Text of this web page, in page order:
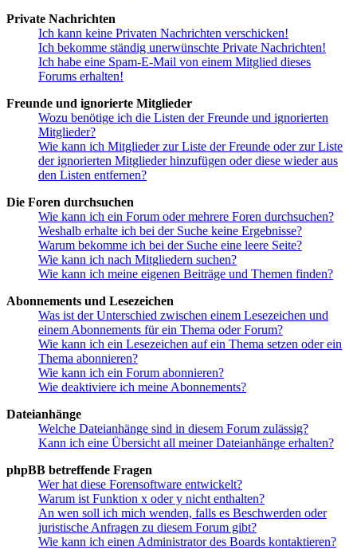
Private Nachrichten
Ich kann keine Privaten Nachrichten verschicken!
Ich bekomme ständig unerwünschte Private Nachrichten!
Ich habe eine Spam-E-Mail von einem Mitglied dieses
Forums erhalten!
Freunde und ignorierte Mitglieder
Wozu benötige ich die Listen der Freunde und ignorierten
Mitglieder?
Wie kann ich Mitglieder zur Liste der Freunde oder zur Liste
der ignorierten Mitglieder hinzufügen oder diese wieder aus
den Listen entfernen?
Die Foren durchsuchen
Wie kann ich ein Forum oder mehrere Foren durchsuchen?
Weshalb erhalte ich bei der Suche keine Ergebnisse?
Warum bekomme ich bei der Suche eine leere Seite?
Wie kann ich nach Mitgliedern suchen?
Wie kann ich meine eigenen Beiträge und Themen finden?
Abonnements und Lesezeichen
Was ist der Unterschied zwischen einem Lesezeichen und
einem Abonnements für ein Thema oder Forum?
Wie kann ich ein Lesezeichen auf ein Thema setzen oder ein
Thema abonnieren?
Wie kann ich ein Forum abonnieren?
Wie deaktiviere ich meine Abonnements?
Dateianhänge
Welche Dateianhänge sind in diesem Forum zulässig?
Kann ich eine Übersicht all meiner Dateianhänge erhalten?
phpBB betreffende Fragen
Wer hat diese Forensoftware entwickelt?
Warum ist Funktion x oder y nicht enthalten?
An wen soll ich mich wenden, falls es Beschwerden oder
juristische Anfragen zu diesem Forum gibt?
Wie kann ich einen Administrator des Boards kontaktieren?